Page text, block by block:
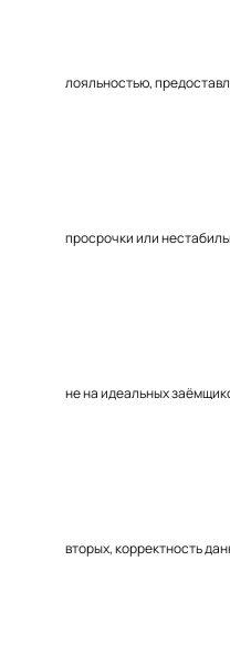
лояльностью,
просрочки или
не на идеальных
вторых, корректность